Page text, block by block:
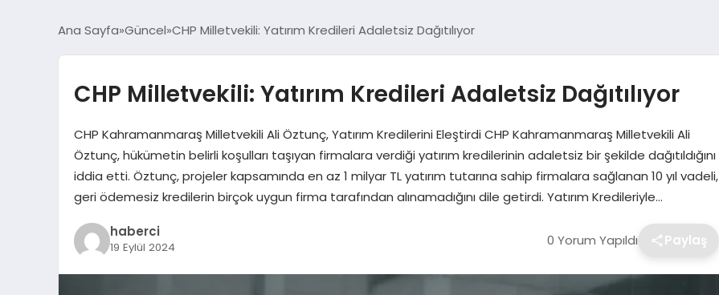
Ana Sayfa Güncel CHP Milletvekili: Yatırım Kredileri Adaletsiz Dağıtılıyor
CHP Milletvekili: Yatırım Kredileri Adaletsiz Dağıtılıyor
CHP Kahramanmaraş Milletvekili Ali Öztunç, Yatırım Kredilerini Eleştirdi CHP Kahramanmaraş Milletvekili Ali
Öztunç, hükümetin belirli koşulları taşıyan firmalara verdiği yatırım kredilerinin adaletsiz bir şekilde dağıtıldığını
iddia etti. Öztunç, projeler kapsamında en az 1 milyar TL yatırım tutarına sahip firmalara sağlanan 10 yıl vadeli,
geri ödemesiz kredilerin birçok uygun firma tarafından alınamadığını dile getirdi. Yatırım Kredileriyle…
haberci
19 Eylül 2024 0 Yorum Yapıldı Paylaş